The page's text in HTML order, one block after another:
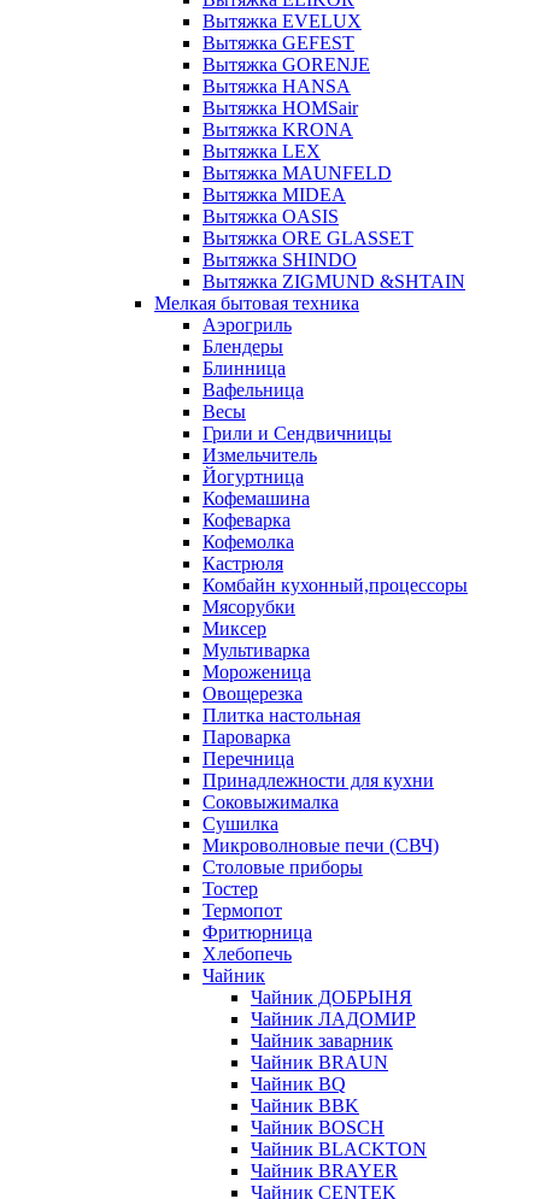
Вытяжка EVELUX
Вытяжка GEFEST
Вытяжка GORENJE
Вытяжка HANSA
Вытяжка HOMSair
Вытяжка KRONA
Вытяжка LEX
Вытяжка MAUNFELD
Вытяжка MIDEA
Вытяжка OASIS
Вытяжка ORE GLASSET
Вытяжка SHINDO
Вытяжка ZIGMUND &SHTAIN
Мелкая бытовая техника
Аэрогриль
Блендеры
Блинница
Вафельница
Весы
Грили и Сендвичницы
Измельчитель
Йогуртница
Кофемашина
Кофеварка
Кофемолка
Кастрюля
Комбайн кухонный,процессоры
Мясорубки
Миксер
Мультиварка
Мороженица
Овощерезка
Плитка настольная
Пароварка
Перечница
Принадлежности для кухни
Соковыжималка
Сушилка
Микроволновые печи (СВЧ)
Столовые приборы
Тостер
Термопот
Фритюрница
Хлебопечь
Чайник
Чайник ДОБРЫНЯ
Чайник ЛАДОМИР
Чайник заварник
Чайник BRAUN
Чайник BQ
Чайник BBK
Чайник BOSCH
Чайник BLACKTON
Чайник BRAYER
Чайник CENTEK